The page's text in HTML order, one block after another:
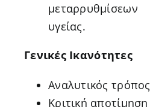
υγείας.
Γενικές Ικανότητες
Αναλυτικός
Κριτική αποτίμηση